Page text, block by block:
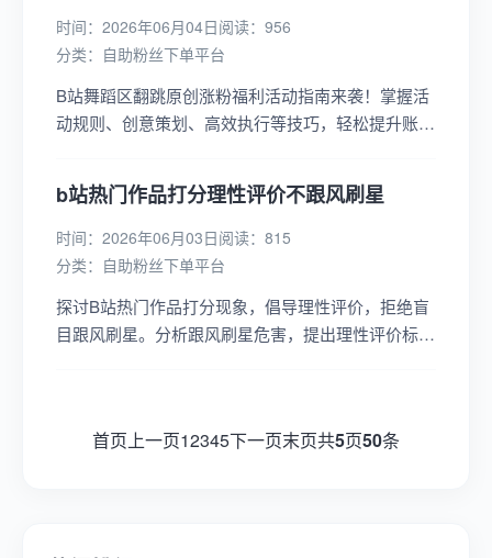
时间：2026年06月04日阅读：956
分类： 自助粉丝下单平台
B站舞蹈区翻跳原创涨粉福利活动指南来袭！掌握活
动规则、创意策划、高效执行等技巧，轻松提升账号
b站热门作品打分理性评价不跟风刷星
时间：2026年06月03日阅读：815
分类： 自助粉丝下单平台
探讨B站热门作品打分现象，倡导理性评价，拒绝盲
目跟风刷星。分析跟风刷星危害，提出理性评价标
首页上一页12345下一页末页共5页50条